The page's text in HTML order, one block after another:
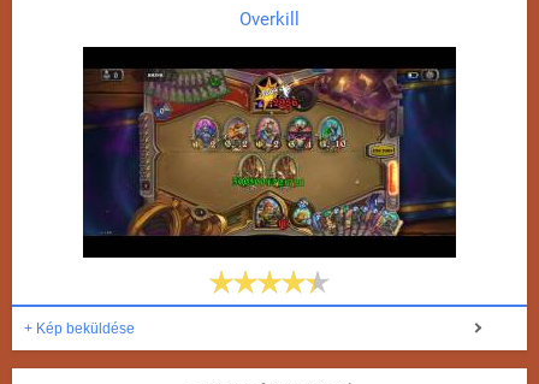
Overkill
+ Kép beküldése